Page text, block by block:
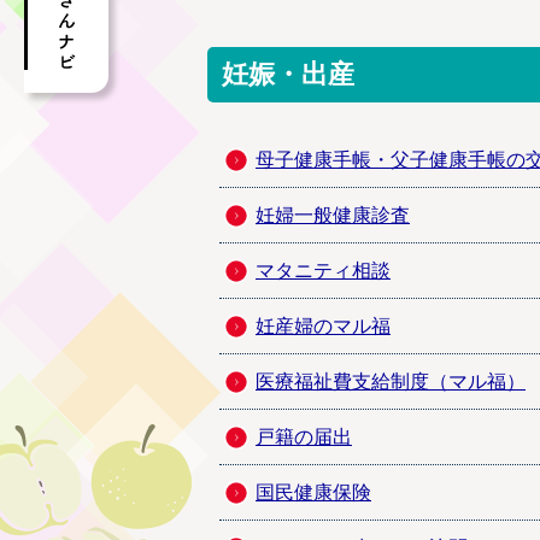
妊娠・出産
母子健康手帳・父子健康手帳の
妊婦一般健康診査
マタニティ相談
妊産婦のマル福
医療福祉費支給制度（マル福）
戸籍の届出
国民健康保険